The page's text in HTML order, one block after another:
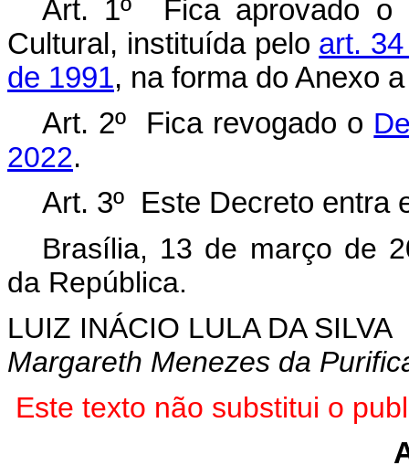
Art. 1º Fica aprovado o
Cultural, instituída pelo art.
de 1991, na forma do Anexo
Art. 2º Fica revogado o
2022.
Art. 3º Este Decreto entra
Brasília, 13 de março de
da República.
LUIZ INÁCIO LULA DA SILVA
Margareth Menezes da
Este texto não substitui o